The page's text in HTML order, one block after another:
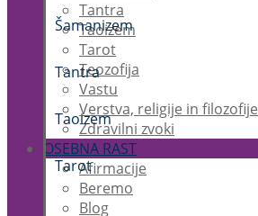
Šamanizem
Tantra
Taoizem
Tarot
Tantra
Taoizem
Tarot
Teozofija
Vastu
Verstva, religije in filozofije
Zdravilni zvoki
OSEBNA RAST
Afirmacije
Beremo
Blog